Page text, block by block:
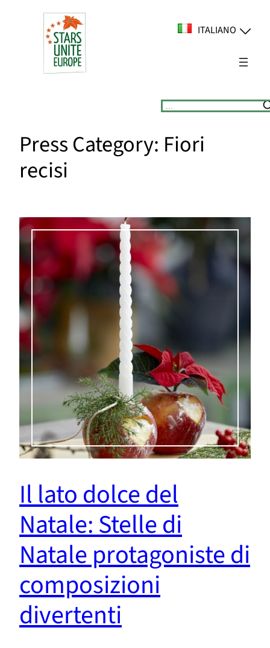
contenuto
ITALIANO
Suchen
Press Category: Fiori
recisi
Il lato dolce del
Natale: Stelle di
Natale protagoniste di
composizioni
divertenti